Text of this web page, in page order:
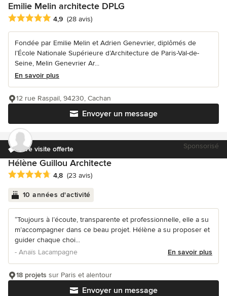
Emilie Melin architecte DPLG
Note moyenne : 4.9 étoiles sur 5
4,9 (28 avis)
Fondée par Emilie Melin et Adrien Genevrier, diplômés de
l’École Nationale Supérieure d’Architecture de Paris-Val-de-
Seine, Melin Genevrier Ar...
En savoir plus
Envoyer un message
12 rue Raspail, 94230, Cachan
1ère visite offerte Sponsorisé
Hélène Guillou Architecte
Note moyenne : 4.8 étoiles sur 5
4,8 (23 avis)
10 années d'activité
“Toujours à l’écoute, transparente et professionnelle, elle a su
m’accompagner dans ce beau projet. Hélène a su proposer et
guider chaque choi...
- Anaïs Lacampagne
En savoir plus
Envoyer un message
18 projets sur Paris et alentour